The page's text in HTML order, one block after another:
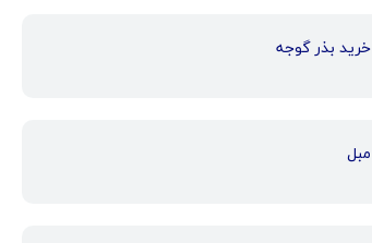
خرید بذر گوجه
مبل